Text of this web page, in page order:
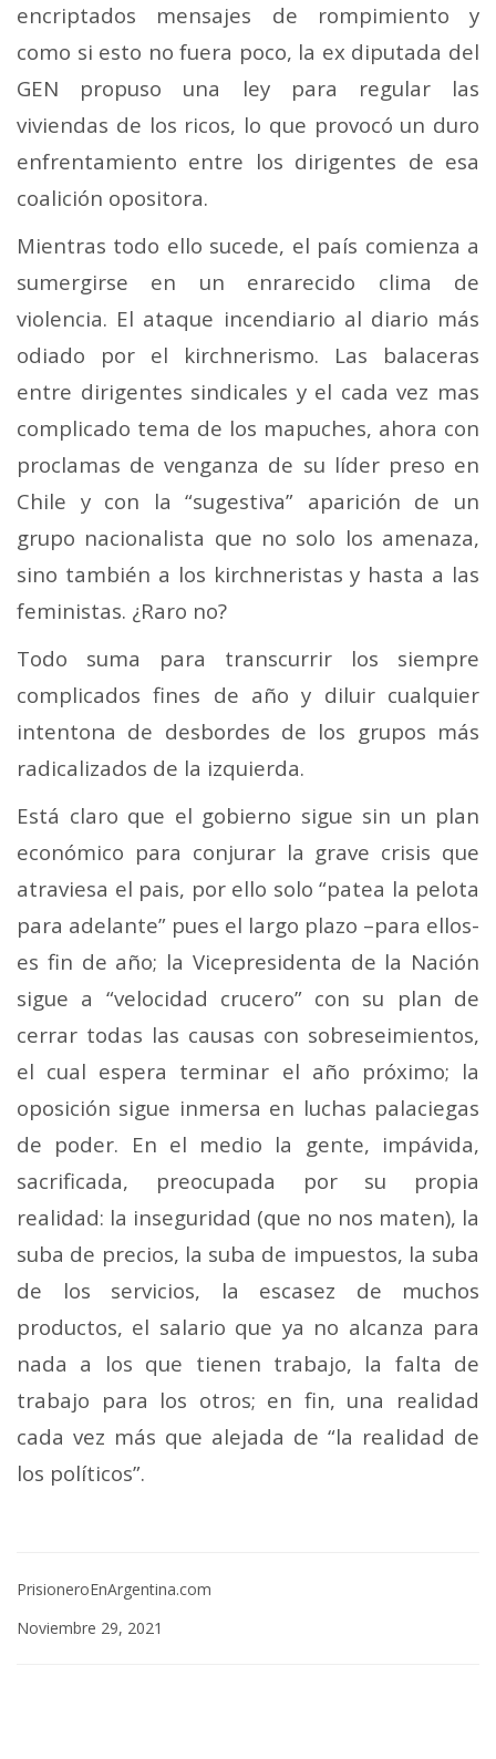
encriptados mensajes de rompimiento y
como si esto no fuera poco, la ex diputada del
GEN propuso una ley para regular las
viviendas de los ricos, lo que provocó un duro
enfrentamiento entre los dirigentes de esa
coalición opositora.
Mientras todo ello sucede, el país comienza a
sumergirse en un enrarecido clima de
violencia. El ataque incendiario al diario más
odiado por el kirchnerismo. Las balaceras
entre dirigentes sindicales y el cada vez mas
complicado tema de los mapuches, ahora con
proclamas de venganza de su líder preso en
Chile y con la “sugestiva” aparición de un
grupo nacionalista que no solo los amenaza,
sino también a los kirchneristas y hasta a las
feministas. ¿Raro no?
Todo suma para transcurrir los siempre
complicados fines de año y diluir cualquier
intentona de desbordes de los grupos más
radicalizados de la izquierda.
Está claro que el gobierno sigue sin un plan
económico para conjurar la grave crisis que
atraviesa el pais, por ello solo “patea la pelota
para adelante” pues el largo plazo –para ellos-
es fin de año; la Vicepresidenta de la Nación
sigue a “velocidad crucero” con su plan de
cerrar todas las causas con sobreseimientos,
el cual espera terminar el año próximo; la
oposición sigue inmersa en luchas palaciegas
de poder. En el medio la gente, impávida,
sacrificada, preocupada por su propia
realidad: la inseguridad (que no nos maten), la
suba de precios, la suba de impuestos, la suba
de los servicios, la escasez de muchos
productos, el salario que ya no alcanza para
nada a los que tienen trabajo, la falta de
trabajo para los otros; en fin, una realidad
cada vez más que alejada de “la realidad de
los políticos”.
PrisioneroEnArgentina.com
Noviembre 29, 2021